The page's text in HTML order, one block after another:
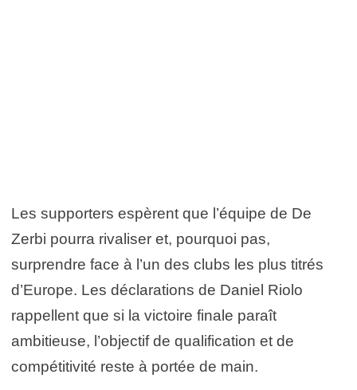
Les supporters espèrent que l’équipe de De
Zerbi pourra rivaliser et, pourquoi pas,
surprendre face à l’un des clubs les plus titrés
d’Europe. Les déclarations de Daniel Riolo
rappellent que si la victoire finale paraît
ambitieuse, l’objectif de qualification et de
compétitivité reste à portée de main.